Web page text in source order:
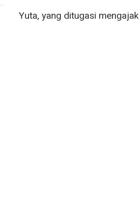
Yuta, yang ditugasi